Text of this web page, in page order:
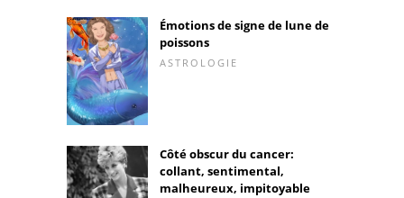
Émotions de signe de lune de
poissons
ASTROLOGIE
Côté obscur du cancer:
collant, sentimental,
malheureux, impitoyable